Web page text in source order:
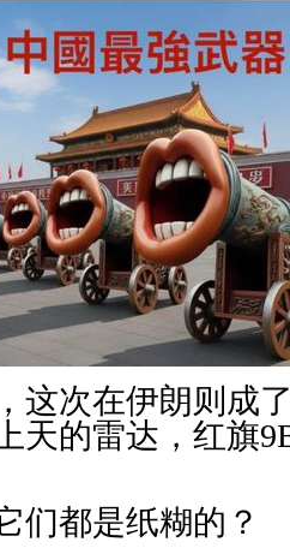
这次在伊朗则成
天的雷达，红旗
们都是纸糊的？